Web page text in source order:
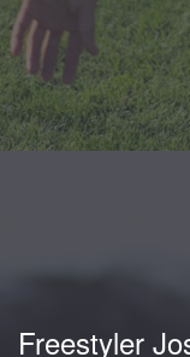
Freestyler